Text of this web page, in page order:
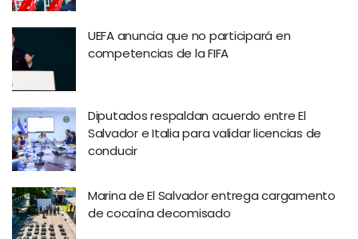
UEFA anuncia que no participará en
competencias de la FIFA
Diputados respaldan acuerdo entre El
Salvador e Italia para validar licencias de
conducir
Marina de El Salvador entrega cargamento
de cocaína decomisado